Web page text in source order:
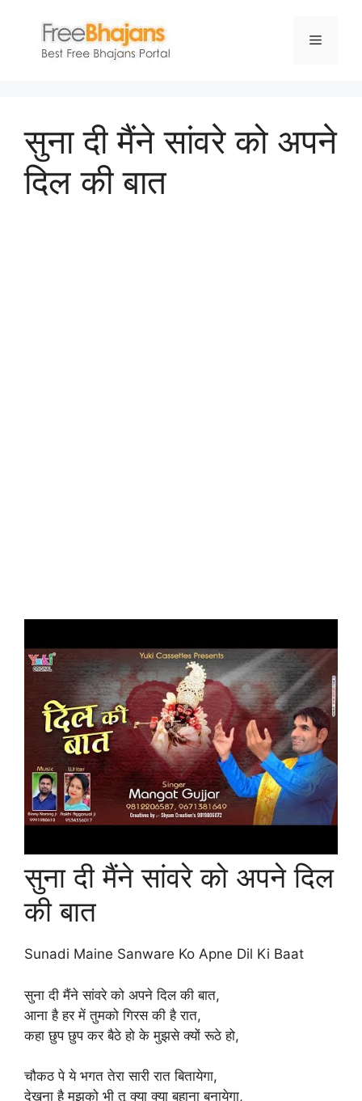
content
Menu
सुना दी मैंने सांवरे को अपने
दिल की बात
सुना दी मैंने सांवरे को अपने दिल
की बात
Sunadi Maine Sanware Ko Apne Dil Ki Baat
सुना दी मैंने सांवरे को अपने दिल की बात,
आना है हर में तुमको गिरस की है रात,
कहा छुप छुप कर बैठे हो के मुझसे क्यों रूठे हो,
चौकठ पे ये भगत तेरा सारी रात बितायेगा,
देखना है मुझको भी तू क्या क्या बहाना बनायेगा,